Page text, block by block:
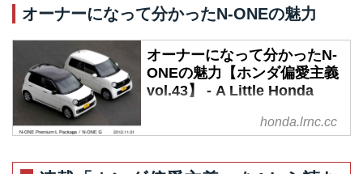
オーナーになって分かったN-ONEの魅力
オーナーになって分かったN-
ONEの魅力【ホンダ偏愛主義
vol.43】 - A Little Honda
連載『ホンダ偏愛主義』。自他共
に認めるホンダマニア・元Motor
honda.lrnc.cc